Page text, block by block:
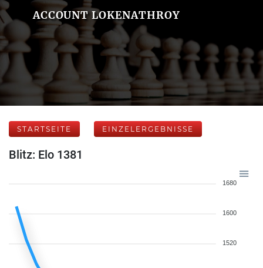
ACCOUNT LOKENATHROY
STARTSEITE EINZELERGEBNISSE
Blitz: Elo 1381
1680
1600
1520